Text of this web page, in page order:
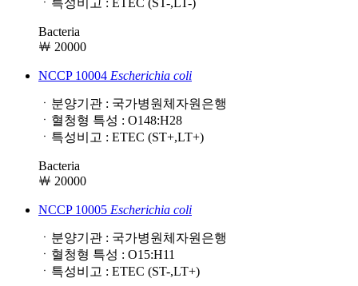
ㆍ특성비고 : ETEC (ST-,LT-)
Bacteria
￦ 20000
NCCP 10004 Escherichia coli
ㆍ분양기관 : 국가병원체자원은행
ㆍ혈청형 특성 : O148:H28
ㆍ특성비고 : ETEC (ST+,LT+)
Bacteria
￦ 20000
NCCP 10005 Escherichia coli
ㆍ분양기관 : 국가병원체자원은행
ㆍ혈청형 특성 : O15:H11
ㆍ특성비고 : ETEC (ST-,LT+)